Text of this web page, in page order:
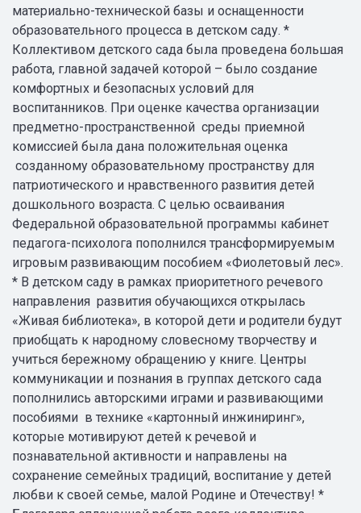
материально-технической базы и оснащенности
образовательного процесса в детском саду. *
Коллективом детского сада была проведена большая
работа, главной задачей которой – было создание
комфортных и безопасных условий для
воспитанников. При оценке качества организации
предметно-пространственной среды приемной
комиссией была дана положительная оценка
созданному образовательному пространству для
патриотического и нравственного развития детей
дошкольного возраста. С целью осваивания
Федеральной образовательной программы кабинет
педагога-психолога пополнился трансформируемым
игровым развивающим пособием «Фиолетовый лес».
* В детском саду в рамках приоритетного речевого
направления развития обучающихся открылась
«Живая библиотека», в которой дети и родители будут
приобщать к народному словесному творчеству и
учиться бережному обращению у книге. Центры
коммуникации и познания в группах детского сада
пополнились авторскими играми и развивающими
пособиями в технике «картонный инжиниринг»,
которые мотивируют детей к речевой и
познавательной активности и направлены на
сохранение семейных традиций, воспитание у детей
любви к своей семье, малой Родине и Отечеству! *